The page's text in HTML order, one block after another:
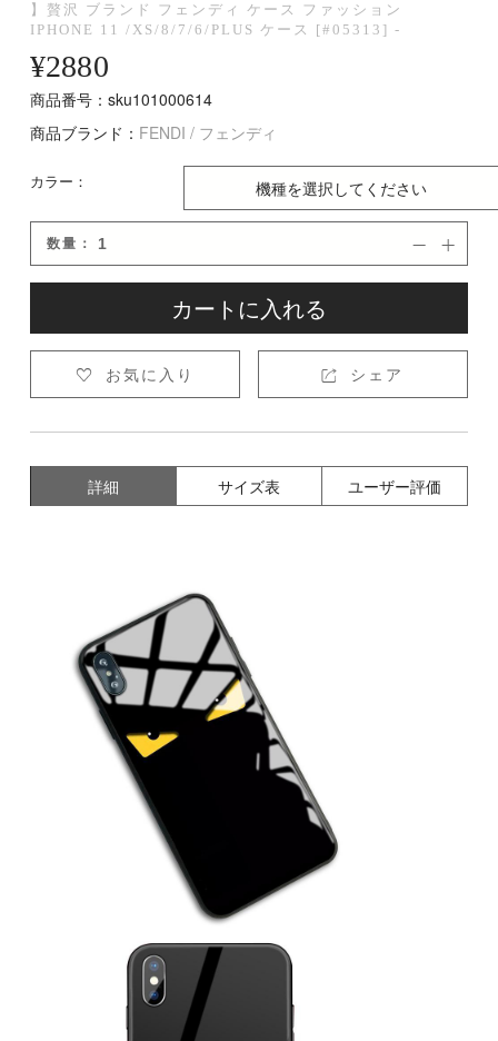
】贅沢 ブランド フェンディ ケース ファッション
IPHONE 11 /XS/8/7/6/PLUS ケース [#05313] -
¥2880
商品番号：sku101000614
商品ブランド： FENDI / フェンディ
カラー：
数量： 

カートに入れる
 お気に入り  シェア
詳細 サイズ表 ユーザー評価